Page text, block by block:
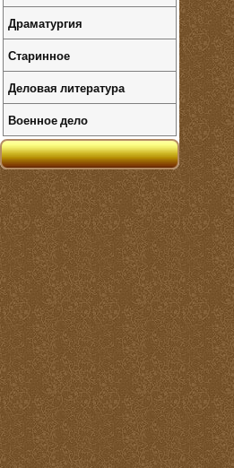
Драматургия
Старинное
Деловая литература
Военное дело